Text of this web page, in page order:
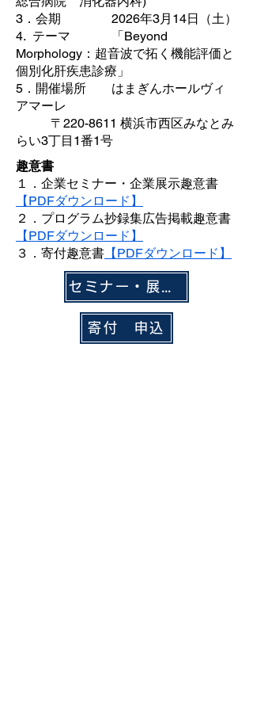
3．会期 2026年3月14日（土）
4. テーマ 「Beyond
Morphology：超音波で拓く機能評価と
個別化肝疾患診療」
5．開催場所 はまぎんホールヴィ
アマーレ
〒220-8611 横浜市西区みなとみ
らい3丁目1番1号
趣意書
１．企業セミナー・企業​展示趣意書
【PDFダウンロード】
２．プログラム抄録集広告掲載趣意書
【PDFダウンロード】
３．寄付趣意書 【PDFダウンロード】
寄付 申込